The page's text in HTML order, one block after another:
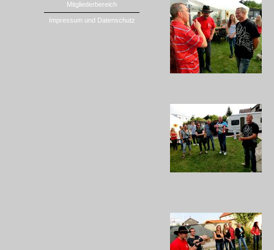
Mitgliederbereich
Impressum und Datenschutz